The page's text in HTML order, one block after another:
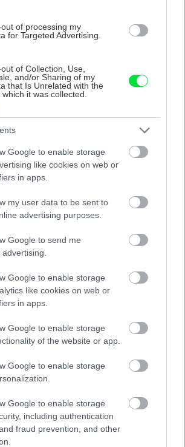
of processing my
for Targeted Advertising.
of Collection, Use,
and/or Sharing of my
that Is Unrelated with the
it was collected.
Google to enable storage
like cookies on web or
in apps.
my user data to be sent to
advertising purposes.
Google to send me
Google to enable storage
like cookies on web or
in apps.
Google to enable storage
of the website or app.
Google to enable storage
Google to enable storage
including authentication
fraud prevention, and other
popínavé rastliny, ale na
môžeme usadiť aj skalničky
pôsobenie konštrukcie.
na odkopaný terén do ryhy
šírky (predtým sme zlúpli
20 cm) na vyrovnané lôžko s 10
štrku. Stĺpiky z gabionov
na nesenie výplňových
osobitné betónové alebo
ukotvené v teréne samostatnou